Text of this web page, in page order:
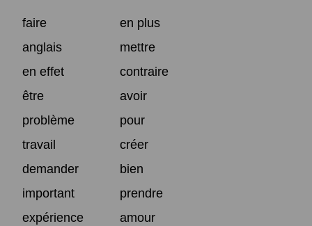
faire
en plus
anglais
mettre
en effet
contraire
être
avoir
problème
pour
travail
créer
demander
bien
important
prendre
expérience
amour